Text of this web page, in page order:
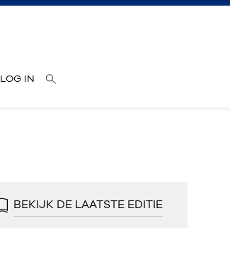
LOG IN
BEKIJK DE LAATSTE EDITIE